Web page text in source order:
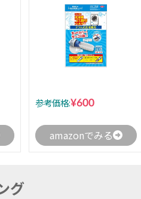
参考価格:¥600
amazonでみる
グ